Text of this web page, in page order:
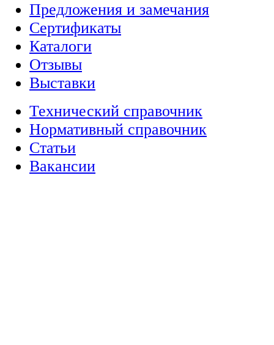
Предложения и замечания
Сертификаты
Каталоги
Отзывы
Выставки
Технический справочник
Нормативный справочник
Статьи
Вакансии